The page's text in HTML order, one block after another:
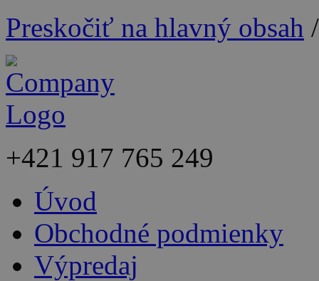
Preskočiť na hlavný obsah
+421 917 765 249
Úvod
Obchodné podmienky
Výpredaj